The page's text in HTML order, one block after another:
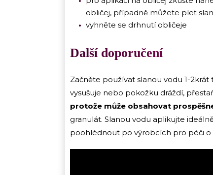
obličej, případně můžete pleť
vyhněte se drhnutí obličeje
Další doporučení
Začněte používat slanou vodu 1-2krát
vysušuje nebo pokožku dráždí,
protože může obsahovat
granulát. Slanou vodu aplikujte
poohlédnout po výrobcích pro péči o